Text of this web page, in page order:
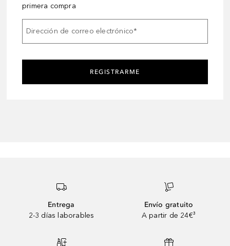
primera compra
Dirección de correo electrónico*
REGISTRARME
Entrega
2-3 días laborables
Envío gratuito
A partir de 24€³